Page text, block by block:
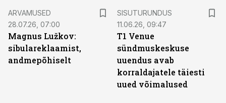
ARVAMUSED
28.07.26, 07:00
Magnus Lužkov:
sibulareklaamist,
andmepõhiselt
SISUTURUNDUS
11.06.26, 09:47
T1 Venue
sündmuskeskuse
uuendus avab
korraldajatele täiesti
uued võimalused